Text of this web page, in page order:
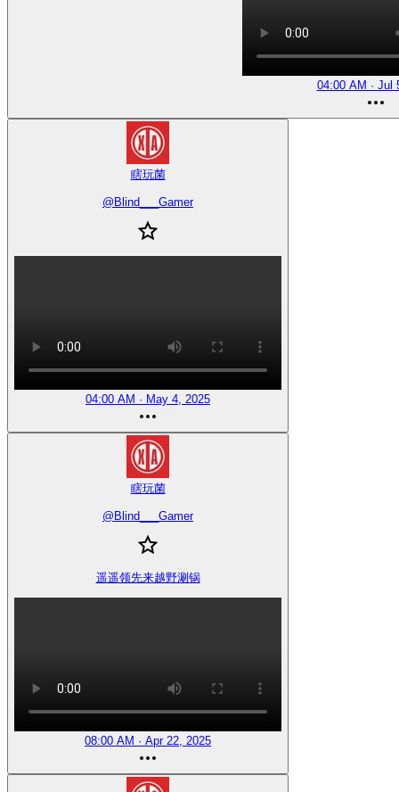
04:00 AM · Jul
瞎玩菌
@Blind___Gamer
04:00 AM · May 4, 2025
瞎玩菌
@Blind___Gamer
遥遥领先来越野涮锅
08:00 AM · Apr 22, 2025